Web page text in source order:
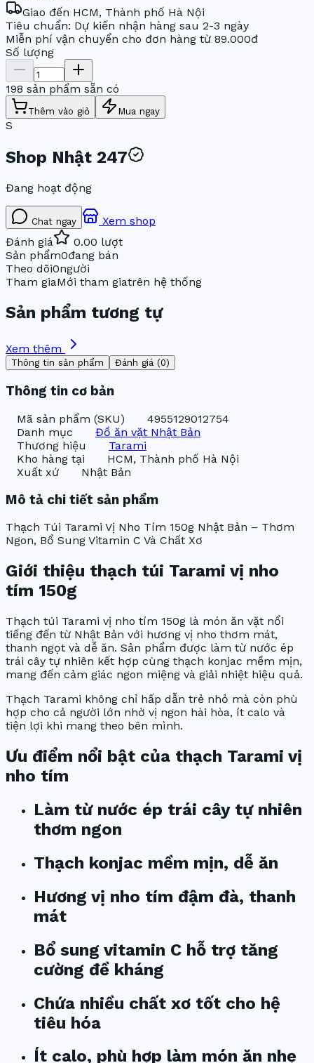
Giao đến HCM, Thành phố Hà Nội
Tiêu chuẩn: Dự kiến nhận hàng sau 2-3 ngày
Miễn phí vận chuyển cho đơn hàng từ 89.000đ
Số lượng
198 sản phẩm sẵn có
Thêm vào giỏ Mua ngay
S
Shop Nhật 247
Đang hoạt động
Chat ngay
Xem shop
Đánh giá
0.00 lượt
Sản phẩm0đang bán
Theo dõi0người
Tham giaMới tham giatrên hệ thống
Sản phẩm tương tự
Xem thêm
Thông tin sản phẩm Đánh giá (0)
Thông tin cơ bản
Mã sản phẩm (SKU)
4955129012754
Danh mục
Đồ ăn vặt Nhật Bản
Thương hiệu
Tarami
Kho hàng tại
HCM, Thành phố Hà Nội
Xuất xứ
Nhật Bản
Mô tả chi tiết sản phẩm
Thạch Túi Tarami Vị Nho Tím 150g Nhật Bản – Thơm
Ngon, Bổ Sung Vitamin C Và Chất Xơ
Giới thiệu thạch túi Tarami vị nho
tím 150g
Thạch túi Tarami vị nho tím 150g là món ăn vặt nổi
tiếng đến từ Nhật Bản với hương vị nho thơm mát,
thanh ngọt và dễ ăn. Sản phẩm được làm từ nước ép
trái cây tự nhiên kết hợp cùng thạch konjac mềm mịn,
mang đến cảm giác ngon miệng và giải nhiệt hiệu quả.
Thạch Tarami không chỉ hấp dẫn trẻ nhỏ mà còn phù
hợp cho cả người lớn nhờ vị ngon hài hòa, ít calo và
tiện lợi khi mang theo bên mình.
Ưu điểm nổi bật của thạch Tarami vị
nho tím
Làm từ nước ép trái cây tự nhiên
thơm ngon
Thạch konjac mềm mịn, dễ ăn
Hương vị nho tím đậm đà, thanh
mát
Bổ sung vitamin C hỗ trợ tăng
cường đề kháng
Chứa nhiều chất xơ tốt cho hệ
tiêu hóa
Ít calo, phù hợp làm món ăn nhẹ